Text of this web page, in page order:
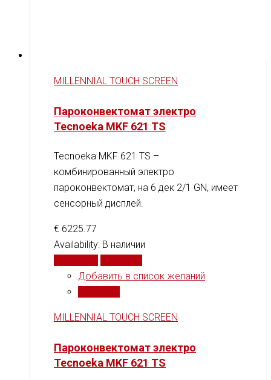
MILLENNIAL TOUCH SCREEN
Пароконвектомат электро
Tecnoeka MKF 621 TS
Tecnoeka MKF 621 TS –
комбинированный электро
пароконвектомат, на 6 дек 2/1 GN, имеет
сенсорный дисплей.
€ 6225.77
Availability: В наличии
Добавить в список желаний
MILLENNIAL TOUCH SCREEN
Пароконвектомат электро
Tecnoeka MKF 621 TS